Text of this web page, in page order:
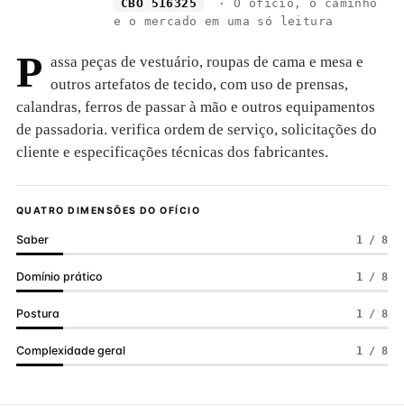
CBO 516325
· O ofício, o caminho
e o mercado em uma só leitura
P assa peças de vestuário, roupas de cama e mesa e
outros artefatos de tecido, com uso de prensas,
calandras, ferros de passar à mão e outros equipamentos
de passadoria. verifica ordem de serviço, solicitações do
cliente e especificações técnicas dos fabricantes.
QUATRO DIMENSÕES DO OFÍCIO
Saber 1 / 8
Domínio prático 1 / 8
Postura 1 / 8
Complexidade geral 1 / 8